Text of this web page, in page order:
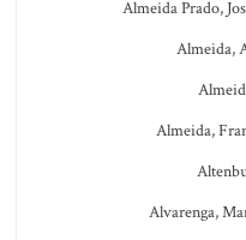
Almeida Prado,
Almeida,
Almeida,
Alvarenga,